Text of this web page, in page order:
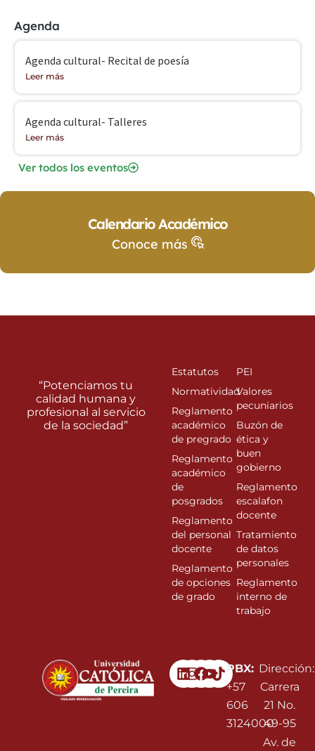
Agenda
Agenda cultural- Recital de poesía
Leer más
Agenda cultural- Talleres
Leer más
Ver todos los eventos
Calendario Académico
Conoce más
Linkedin
Instagram
Facebook
Youtube
PBX:
+57
606
3124000
Dirección:
Carrera
21 No.
49-95
Av. de
“Potenciamos tu
calidad humana y
profesional al servicio
de la sociedad”
Estatutos
Normatividad
Reglamento
académico
de pregrado
Reglamento
académico
de
posgrados
Reglamento
del personal
docente
Reglamento
de opciones
de grado
PEI
Valores
pecuniarios
Buzón de
ética y
buen
gobierno
Reglamento
escalafon
docente
Tratamiento
de datos
personales
Reglamento
interno de
trabajo